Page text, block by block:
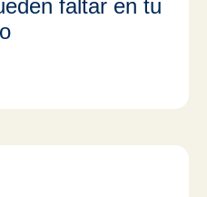
faltar en tu